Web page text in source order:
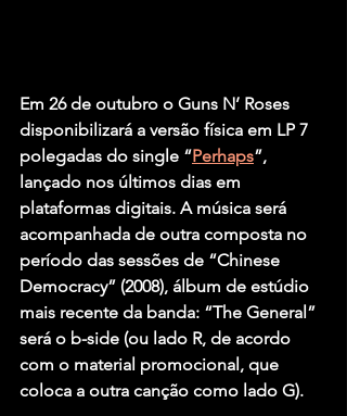
Em 26 de outubro o Guns N’ Roses
disponibilizará a versão física em LP 7
polegadas do single “Perhaps”,
lançado nos últimos dias em
plataformas digitais. A música será
acompanhada de outra composta no
período das sessões de “Chinese
Democracy” (2008), álbum de estúdio
mais recente da banda: “The General”
será o b-side (ou lado R, de acordo
com o material promocional, que
coloca a outra canção como lado G).